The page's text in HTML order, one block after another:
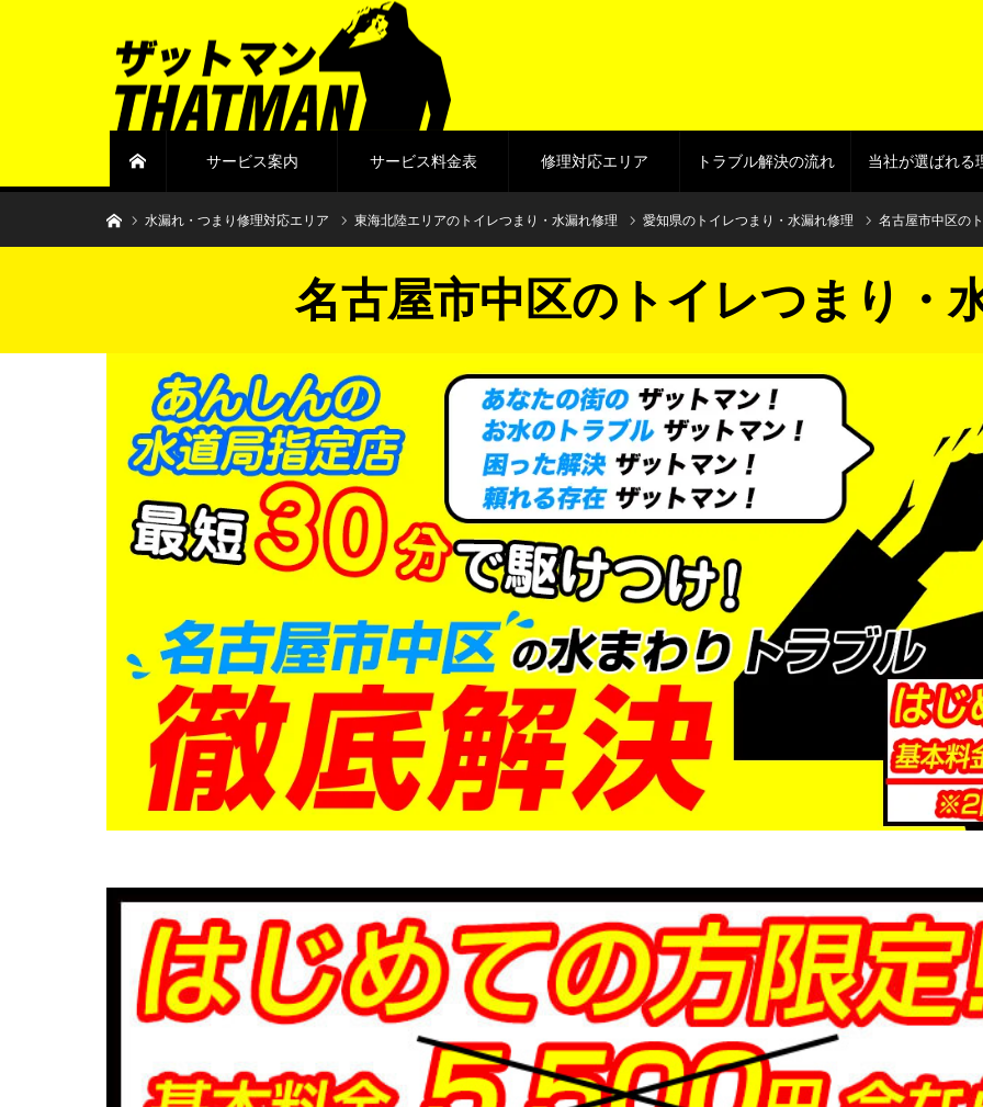
サービス案内 サービス料金表 修理対応エリア トラブル解決の流れ 当社が選ばれる
水まわりトラブル解決のザットマン
水漏れ・つまり修理対応エリア 東海北陸エリアのトイレつまり・水漏れ修理 愛知県のトイレつまり・水漏れ修理 名古屋市中区の
名古屋市中区のトイレつまり・